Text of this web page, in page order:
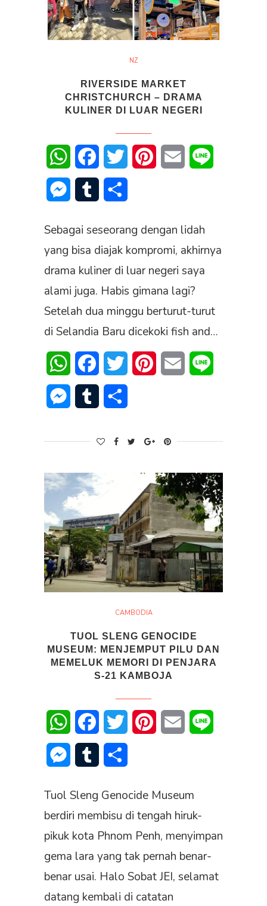
NZ
RIVERSIDE MARKET
CHRISTCHURCH – DRAMA
KULINER DI LUAR NEGERI
WhatsAppFacebookTwitter PinterestEmail
Messenger
Tumblr
Sebagai seseorang dengan lidah
yang bisa diajak kompromi, akhirnya
drama kuliner di luar negeri saya
alami juga. Habis gimana lagi?
Setelah dua minggu berturut-turut
di Selandia Baru dicekoki fish and…
WhatsAppFacebookTwitter PinterestEmail
Messenger
Tumblr
CAMBODIA
TUOL SLENG GENOCIDE
MUSEUM: MENJEMPUT PILU DAN
MEMELUK MEMORI DI PENJARA
S-21 KAMBOJA
WhatsAppFacebookTwitter PinterestEmail
Messenger
Tumblr
Tuol Sleng Genocide Museum
berdiri membisu di tengah hiruk-
pikuk kota Phnom Penh, menyimpan
gema lara yang tak pernah benar-
benar usai. Halo Sobat JEI, selamat
datang kembali di catatan